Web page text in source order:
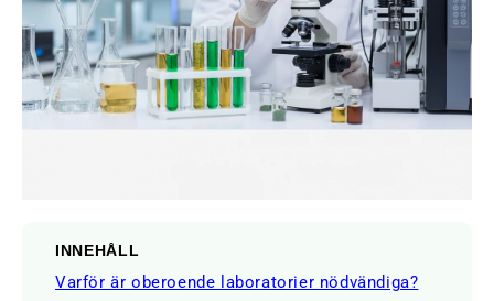
INNEHÅLL
Varför är oberoende laboratorier nödvändiga?